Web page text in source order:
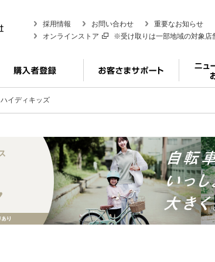
採用情報 お問い合わせ
重要なお知らせ
オンラインストア
※受け取りは一部地域の対象店
ハイディキッズ